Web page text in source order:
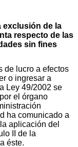
exclusión de la
respecto de las
sin fines
de lucro a efectos
o ingresar a
Ley 49/2002 se
el órgano
ha comunicado a
aplicación del
II de la
éste.